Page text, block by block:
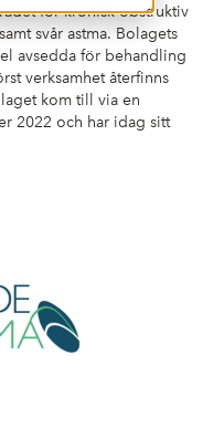
för kronisk obstruktiv
svår astma. Bolagets
avsedda för behandling
verksamhet återfinns
kom till via en
2022 och har idag sitt